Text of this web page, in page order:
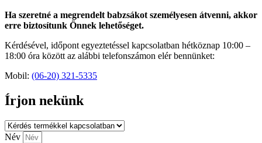
Ha szeretné a megrendelt babzsákot személyesen átvenni, akkor
erre biztosítunk Önnek lehetőséget.
Kérdésével, időpont egyeztetéssel kapcsolatban hétköznap 10:00 –
18:00 óra között az alábbi telefonszámon elér bennünket:
Mobil: (06-20) 321-5335
Írjon nekünk
Név